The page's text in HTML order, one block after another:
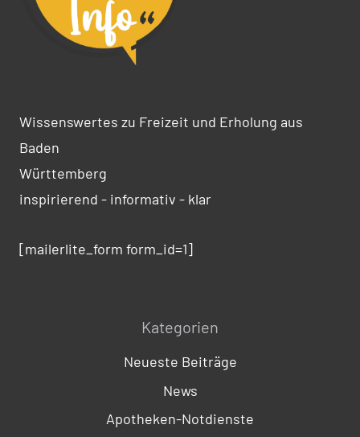
Wissenswertes zu Freizeit und Erholung aus
Baden
Württemberg
inspirierend - informativ - klar
[mailerlite_form form_id=1]
Kategorien
Neueste Beiträge
News
Apotheken-Notdienste